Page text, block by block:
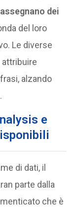
dei
del loro
Le diverse
alzando
e
di dati, il
parte dalla
che è